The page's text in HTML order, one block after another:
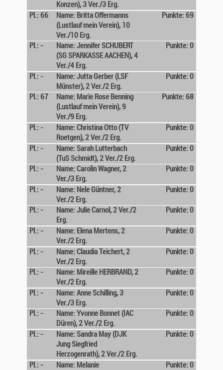
Konzen), 3 Ver./3 Erg.
Pl.: 66
Name: Britta Offermanns
(Lustlauf mein Verein), 10
Ver./10 Erg.
Punkte: 69
Pl.: -
Name: Jennifer SCHUBERT
(SG SPARKASSE AACHEN), 4
Ver./4 Erg.
Punkte: 0
Pl.: -
Name: Jutta Gerber (LSF
Münster), 2 Ver./2 Erg.
Punkte: 0
Pl.: 67
Name: Marie Rose Benning
(Lustlauf mein Verein), 9
Ver./9 Erg.
Punkte: 68
Pl.: -
Name: Christina Otto (TV
Roetgen), 2 Ver./2 Erg.
Punkte: 0
Pl.: -
Name: Sarah Lutterbach
(TuS Schmidt), 2 Ver./2 Erg.
Punkte: 0
Pl.: -
Name: Carolin Wagner, 2
Ver./3 Erg.
Punkte: 0
Pl.: -
Name: Nele Güntner, 2
Ver./2 Erg.
Punkte: 0
Pl.: -
Name: Julie Carnol, 2 Ver./2
Erg.
Punkte: 0
Pl.: -
Name: Elena Mertens, 2
Ver./2 Erg.
Punkte: 0
Pl.: -
Name: Claudia Teichert, 2
Ver./2 Erg.
Punkte: 0
Pl.: -
Name: Mireille HERBRAND, 2
Ver./2 Erg.
Punkte: 0
Pl.: -
Name: Anne Schilling, 3
Ver./3 Erg.
Punkte: 0
Pl.: -
Name: Yvonne Bonnet (IAC
Düren), 2 Ver./2 Erg.
Punkte: 0
Pl.: -
Name: Sandra May (DJK
Jung Siegfried
Herzogenrath), 2 Ver./2 Erg.
Punkte: 0
Pl.: -
Name: Melanie
Punkte: 0